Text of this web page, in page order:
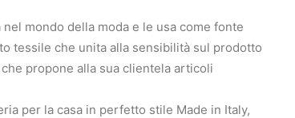
mondo della moda e le usa come fonte
tessile che unita alla sensibilità sul prodotto
che propone alla sua clientela articoli
per la casa in perfetto stile Made in Italy,